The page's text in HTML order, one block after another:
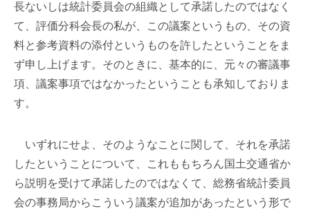
長ないしは統計委員会の組織として承諾したのではなく
て、評価分科会長の私が、この議案というもの、その資
料と参考資料の添付というものを許したということをま
ず申し上げます。そのときに、基本的に、元々の審議事
項、議案事項ではなかったということも承知しておりま
す。
いずれにせよ、そのようなことに関して、それを承諾
したということについて、これももちろん国土交通省か
ら説明を受けて承諾したのではなくて、総務省統計委員
会の事務局からこういう議案が追加があったという形で